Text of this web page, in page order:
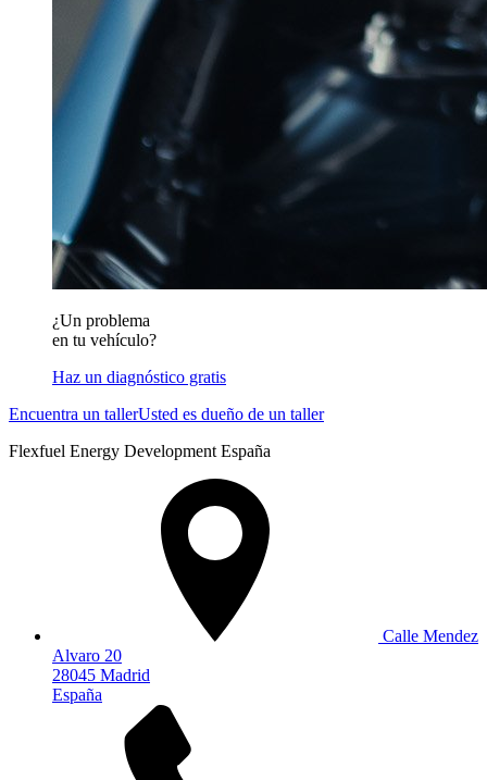
¿Un problema
en tu vehículo?
Haz un diagnóstico gratis
Encuentra un tallerUsted es dueño de un taller
Flexfuel Energy Development España
Calle Mendez
Alvaro 20
28045 Madrid
España